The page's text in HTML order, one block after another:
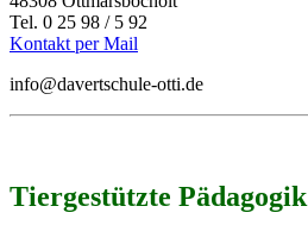
Tel. 0 25 98 / 5 92
Kontakt per Mail
info@davertschule-otti.de
Tiergestützte Pädagogik